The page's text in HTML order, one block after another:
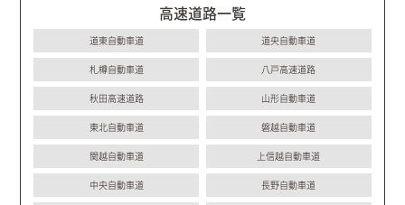
高速道路一覧
道東自動車道 道央自動車道
札樽自動車道 八戸高速道路
秋田高速道路 山形自動車道
東北自動車道 磐越自動車道
関越自動車道 上信越自動車道
中央自動車道 長野自動車道